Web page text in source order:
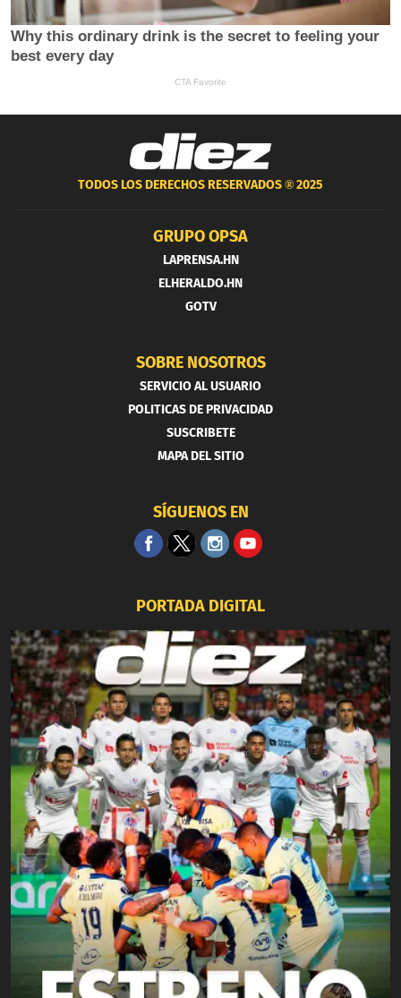
TODOS LOS DERECHOS RESERVADOS ®2025
GRUPO OPSA
LAPRENSA.HN
ELHERALDO.HN
GOTV
SOBRE NOSOTROS
SERVICIO AL USUARIO
POLITICAS DE PRIVACIDAD
SUSCRIBETE
MAPA DEL SITIO
SÍGUENOS EN
PORTADA DIGITAL